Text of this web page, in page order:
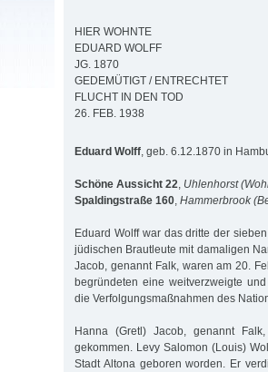
HIER WOHNTE
EDUARD WOLFF
JG. 1870
GEDEMÜTIGT / ENTRECHTET
FLUCHT IN DEN TOD
26. FEB. 1938
Eduard Wolff, geb. 6.12.1870 in
Schöne Aussicht 22, Uhlenhorst
Spaldingstraße 160, Hammerbrook
Eduard Wolff war das dritte der
jüdischen Brautleute mit damaligen
Jacob, genannt Falk, waren am 20.
begründeten eine weitverzweigte
die Verfolgungsmaßnahmen des
Hanna (Gretl) Jacob, genannt
gekommen. Levy Salomon (Louis)
Stadt Altona geboren worden. Er